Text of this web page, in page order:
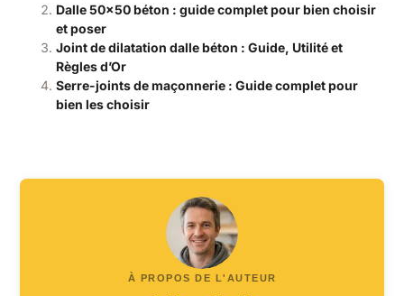
Dalle 50×50 béton : guide complet pour bien choisir
et poser
Joint de dilatation dalle béton : Guide, Utilité et
Règles d’Or
Serre-joints de maçonnerie : Guide complet pour
bien les choisir
À PROPOS DE L'AUTEUR